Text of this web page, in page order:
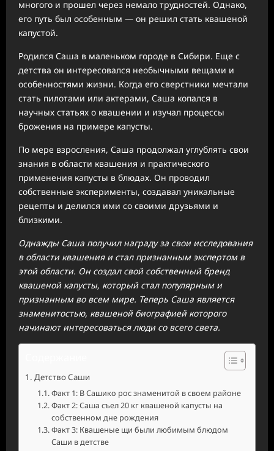
многого и прошел через немало трудностей. Однако,
его путь был особенным — он решил стать квашеной
капустой.
Родился Саша в маленьком городе в Сибири. Еще с
детства он интересовался необычными вещами и
особенностями жизни. Когда его сверстники мечтали
стать пилотами или актерами, Саша копался в
научных статьях о квашении и изучал процессы
брожения на примере капусты.
По мере взросления, Саша продолжал углублять свои
знания в области квашения и практического
применения капусты в блюдах. Он проводил
собственные эксперименты, создавал уникальные
рецепты и делился ими со своими друзьями и
близкими.
Однажды Саша получил награду за свои исследования
в области квашения и стал признанным экспертом в
этой области. Он создал свой собственный бренд
квашеной капусты, который стал популярным и
признанным во всем мире. Теперь Саша является
знаменитостью, квашеной биографией которого
начинают интересоваться люди со всего света.
Детство Саши
Факт 1: В Сашико рос знаменитой в своем районе
Факт 2: Саша съел 20 кг квашеной капусты на
собственном дне рождения
Факт 3: Квашеные щи были любимым блюдом
Саши в детстве